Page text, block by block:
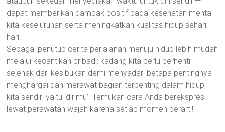
dapat memberikan dampak positif pada kesehatan mental
kita keseluruhan serta meningkatkan kualitas hidup sehari-
hari.
Sebagai penutup cerita perjalanan menuju hidup lebih mudah
melalui kecantikan pribadi: kadang kita perlu berhenti
sejenak dari kesibukan demi menyadari betapa pentingnya
menghargai dan merawat bagian terpenting dalam hidup
kita sendiri yaitu ‘dirimu’. Temukan cara Anda berekspresi
lewat perawatan wajah karena setiap momen berarti!